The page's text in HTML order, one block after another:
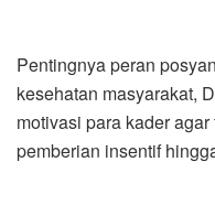
Pentingnya peran
kesehatan masyarakat,
motivasi para kader
pemberian insentif